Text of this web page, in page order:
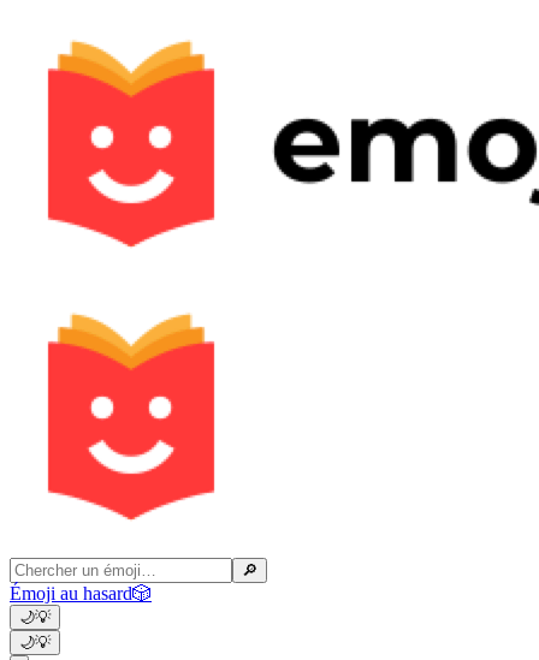
🔎
Émoji au hasard🎲
🌙💡
🌙💡